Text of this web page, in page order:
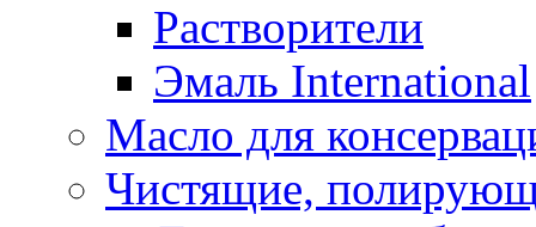
Растворители
Эмаль International
Масло для
Чистящие,